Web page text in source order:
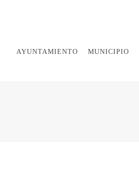
AYUNTAMIENTO MUNICIPIO